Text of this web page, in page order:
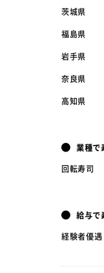
茨城県
福島県
岩手県
奈良県
高知県
業種で
回転寿司
給与で
経験者優遇